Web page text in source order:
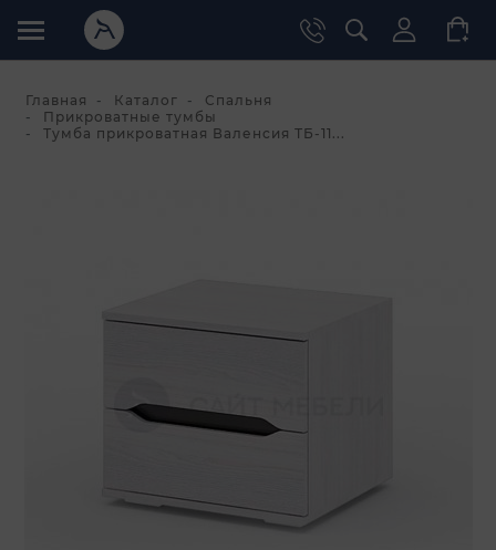
Главная Каталог
Спальня
Прикроватные тумбы
Тумба прикроватная Валенсия ТБ-11...